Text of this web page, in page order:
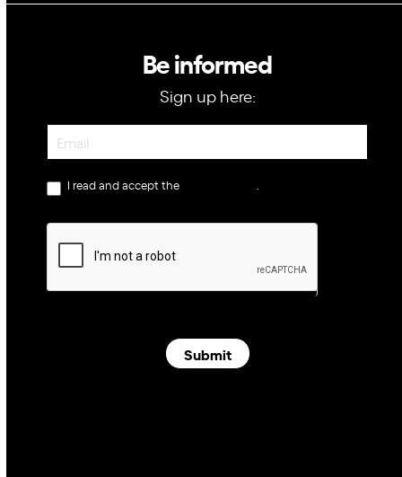
Be informed
Sign up here:
Newsletter
I read and accept the
Submit